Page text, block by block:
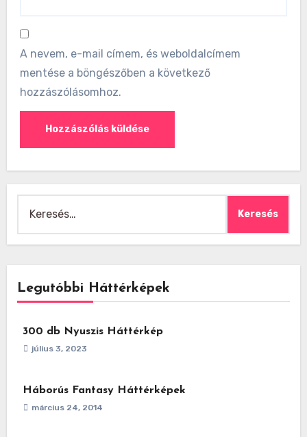
A nevem, e-mail címem, és weboldalcímem
mentése a böngészőben a következő
hozzászólásomhoz.
Legutóbbi Háttérképek
300 db Nyuszis Háttérkép
július 3, 2023
Háborús Fantasy Háttérképek
március 24, 2014